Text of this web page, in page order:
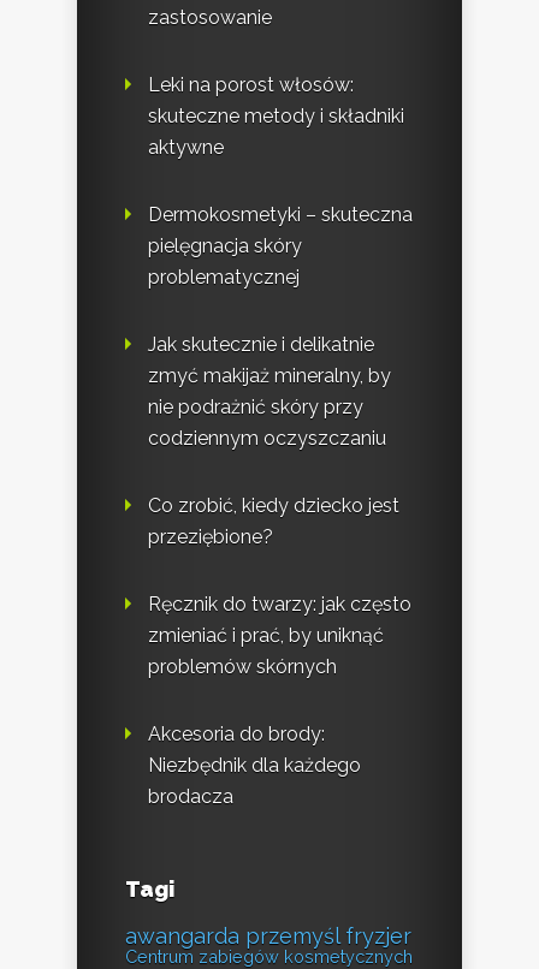
zastosowanie
Leki na porost włosów:
skuteczne metody i składniki
aktywne
Dermokosmetyki – skuteczna
pielęgnacja skóry
problematycznej
Jak skutecznie i delikatnie
zmyć makijaż mineralny, by
nie podrażnić skóry przy
codziennym oczyszczaniu
Co zrobić, kiedy dziecko jest
przeziębione?
Ręcznik do twarzy: jak często
zmieniać i prać, by uniknąć
problemów skórnych
Akcesoria do brody:
Niezbędnik dla każdego
brodacza
Tagi
awangarda przemyśl fryzjer
Centrum zabiegów kosmetycznych